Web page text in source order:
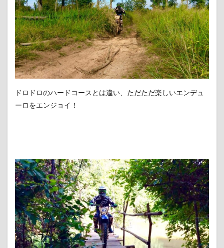
ドロドロのハードコースとは違い、ただただ楽しいエンデュ
ーロをエンジョイ！